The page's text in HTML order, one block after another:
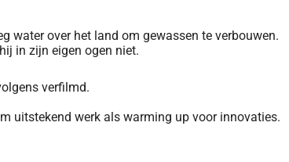
water over het land om gewassen te verbouwen.
in zijn eigen ogen niet.
verfilmd.
uitstekend werk als warming up voor innovaties.